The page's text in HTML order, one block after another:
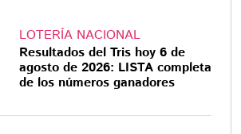
LOTERÍA NACIONAL
Resultados del Tris hoy 6 de
agosto de 2026: LISTA completa
de los números ganadores